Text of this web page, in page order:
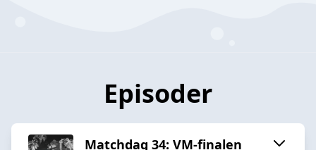
Episoder
Matchdag 34: VM-finalen